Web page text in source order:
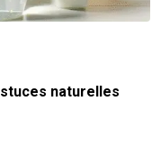
naturelles